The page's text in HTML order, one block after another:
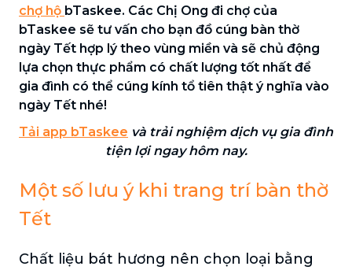
chợ hộ bTaskee. Các Chị Ong đi chợ của
bTaskee sẽ tư vấn cho bạn đồ cúng bàn thờ
ngày Tết hợp lý theo vùng miền và sẽ chủ động
lựa chọn thực phẩm có chất lượng tốt nhất để
gia đình có thể cúng kính tổ tiên thật ý nghĩa vào
ngày Tết nhé!
Tải app bTaskee và trải nghiệm dịch vụ gia đình
tiện lợi ngay hôm nay.
Một số lưu ý khi trang trí bàn thờ
Tết
Chất liệu bát hương nên chọn loại bằng